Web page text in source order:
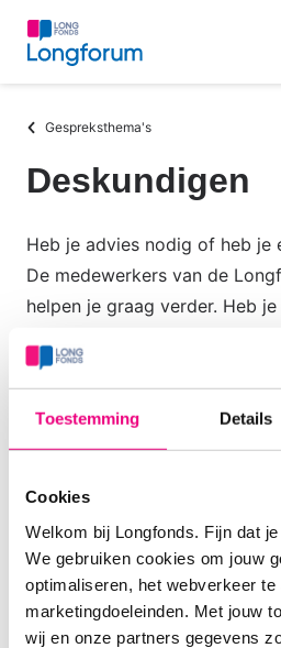
Toestemming Details
Cookies
Welkom bij Longfonds. Fijn dat
We gebruiken cookies om jouw
optimaliseren, het webverkeer
marketingdoeleinden. Met jouw
wij en onze partners gegevens
Overslaan
inhoud
gaan
Kruimelpad
Gespreksthema's
Deskundigen
Heb je advies nodig of heb je
De medewerkers van de
helpen je graag verder. Heb
longziekte, medicatiegebruik,
longverpleegkundige
soms wat langer op zich
N.B. In de zomermaanden juli
reactietijd langer zijn
Vraag de Longfonds
Vraag het de deskundige